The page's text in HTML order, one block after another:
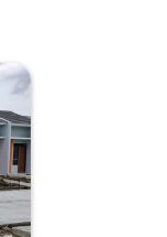
tahun.
Modern di
Untuk